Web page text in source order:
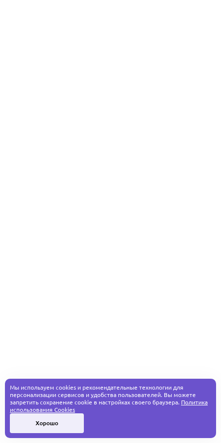
Мы используем cookies и рекомендательные технологии для
персонализации сервисов и удобства пользователей. Вы можете
запретить сохранение cookie в настройках своего браузера. Политика
использования Cookies
Хорошо